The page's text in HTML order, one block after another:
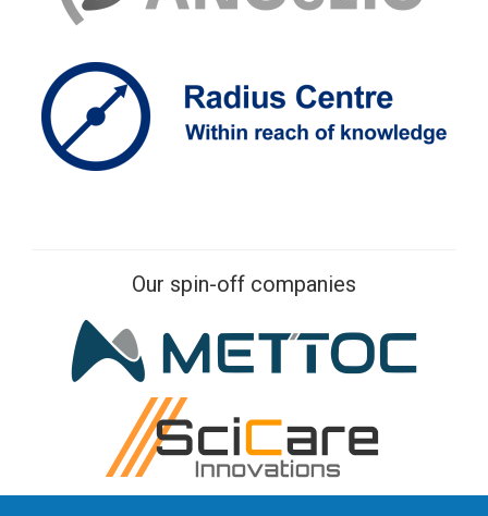
Our spin-off companies